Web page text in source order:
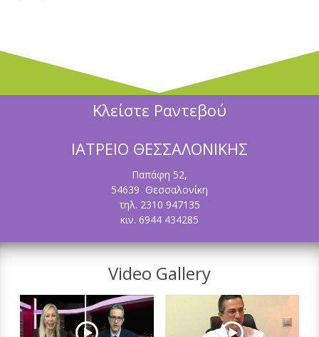
Κλείστε Ραντεβού
ΙΑΤΡΕΙΟ ΘΕΣΣΑΛΟΝΙΚΗΣ
Παπάφη 52,
54639 Θεσσαλονίκη
τηλ. 2310 947135
κιν. 6944 434285
Video Gallery